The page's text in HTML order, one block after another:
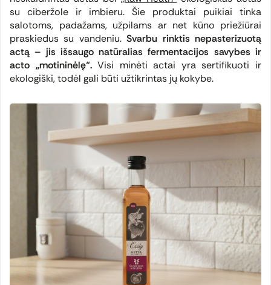
su ciberžole ir imbieru. Šie produktai puikiai tinka
salotoms, padažams, užpilams ar net kūno priežiūrai
praskiedus su vandeniu.Svarbu rinktis nepasterizuotą
actą – jis išsaugo natūralias fermentacijos savybes ir
acto „motininėlę“.Visi minėti actai yra sertifikuoti ir
ekologiški, todėl gali būti užtikrintas jų kokybe.